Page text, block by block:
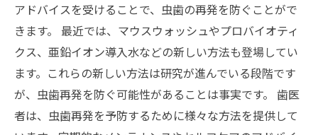
アドバイスを受けることで、虫歯の再発を防ぐことがで
きます。 最近では、マウスウォッシュやプロバイオティ
クス、亜鉛イオン導入水などの新しい方法も登場してい
ます。これらの新しい方法は研究が進んでいる段階です
が、虫歯再発を防ぐ可能性があることは事実です。 歯医
者は、虫歯再発を予防するために様々な方法を提供して